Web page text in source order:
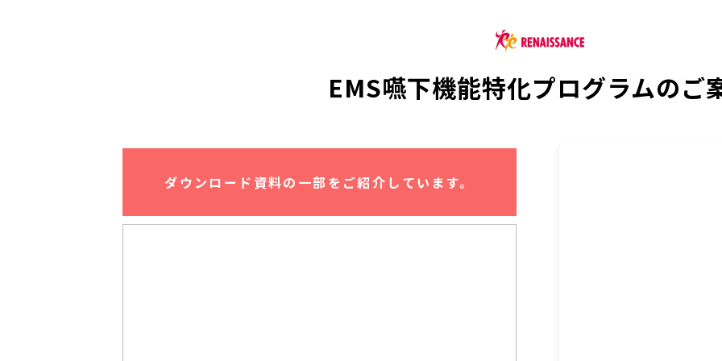
EMS嚥下機能特化プログラムのご
ダウンロード資料の一部をご紹介しています。